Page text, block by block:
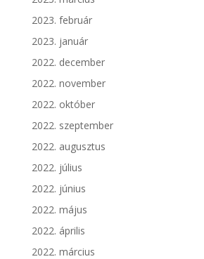
2023. február
2023. január
2022. december
2022. november
2022. október
2022. szeptember
2022. augusztus
2022. július
2022. június
2022. május
2022. április
2022. március